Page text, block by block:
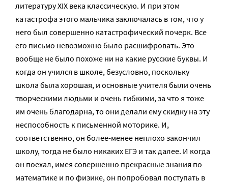
литературу XIX века классическую. И при этом
катастрофа этого мальчика заключалась в том, что у
него был совершенно катастрофический почерк. Все
его письмо невозможно было расшифровать. Это
вообще не было похоже ни на какие русские буквы. И
когда он учился в школе, безусловно, поскольку
школа была хорошая, и основные учителя были очень
творческими людьми и очень гибкими, за что я тоже
им очень благодарна, то они делали ему скидку на эту
неспособность к письменной моторике. И,
соответственно, он более-менее неплохо закончил
школу, тогда не было никаких ЕГЭ и так далее. И когда
он поехал, имея совершенно прекрасные знания по
математике и по физике, он попробовал поступать в